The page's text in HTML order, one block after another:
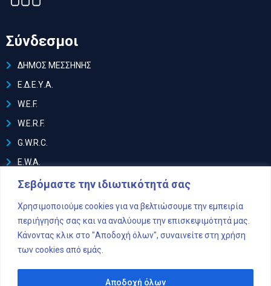
Σεβόμαστε την ιδιωτικότητά σας
Χρησιμοποιούμε cookies για να βελτιώσουμε την εμπειρία
περιήγησής σας και να αναλύουμε την επισκεψιμότητά μας.
Κάνοντας κλικ στο "Αποδοχή όλων", συναινείτε στη χρήση
των cookies από εμάς.
Αποδοχή όλων
Σύνδεσμοι
ΔΗΜΟΣ ΜΕΣΣΗΝΗΣ
Ε.Δ.Ε.Υ.Α.
W.E.F.
W.E.R.F.
G.W.R.C.
E.W.A.
I.W.A.
EurEau
Ακολουθήστε μας
facebook